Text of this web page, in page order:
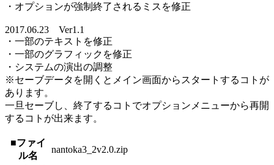
・オプションが強制終了されるミスを修正
2017.06.23 Ver1.1
・一部のテキストを修正
・一部のグラフィックを修正
・システムの演出の調整
※セーブデータを開くとメイン画面からスタートするコトが
あります。
一旦セーブし、終了するコトでオプションメニューから再開
するコトが出来ます。
■ファイ
ル名
nantoka3_2v2.0.zip